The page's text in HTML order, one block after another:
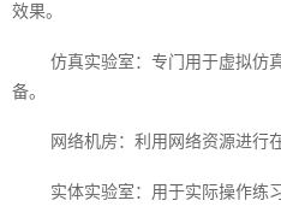
效果。
仿真实验室：专门用于虚拟仿
备。
网络机房：利用网络资源进行
实体实验室：用于实际操作练